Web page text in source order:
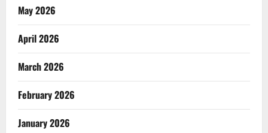
May 2026
April 2026
March 2026
February 2026
January 2026